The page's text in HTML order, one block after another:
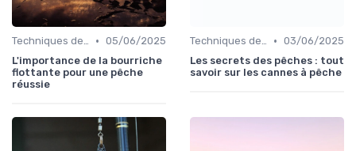
Techniques de Pêche • 05/06/2025
L'importance de la bourriche
flottante pour une pêche
réussie
Techniques de Pêche • 03/06/2025
Les secrets des pêches : tout
savoir sur les cannes à pêche